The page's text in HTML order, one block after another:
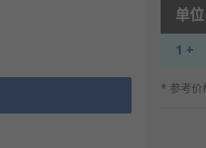
单位
1 +
* 参考价